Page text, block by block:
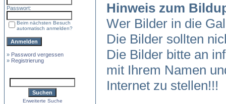
Passwort:
Beim nächsten Besuch
automatisch anmelden?
» Password vergessen
» Registrierung
Erweiterte Suche
Hinweis zum
Wer Bilder in die
Die Bilder sollten
Die Bilder bitte an
mit Ihrem Namen
Internet zu stellen!!!